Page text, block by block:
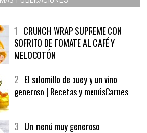
1 CRUNCH WRAP SUPREME CON
SOFRITO DE TOMATE AL CAFÉ Y
MELOCOTÓN
2 El solomillo de buey y un vino
generoso | Recetas y menúsCarnes
3 Un menú muy generoso